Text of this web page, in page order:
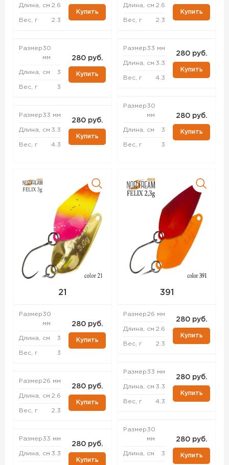
Длина, см 2.6
Вес, г 2.3
Купить
Размер30
мм
Длина, см 3
Вес, г 3
280 руб.
Купить
Размер33 мм
Длина, см 3.3
Вес, г 4.3
280 руб.
Купить
Длина, см 2.6
Вес, г 2.3
Купить
Размер33 мм
Длина, см 3.3
Вес, г 4.3
280 руб.
Купить
Размер30
мм
Длина, см 3
Вес, г 3
280 руб.
Купить
21
Размер30
мм
Длина, см 3
Вес, г 3
280 руб.
Купить
Размер26 мм
Длина, см 2.6
Вес, г 2.3
280 руб.
Купить
Размер33 мм
Длина, см 3.3
280 руб.
Купить
391
Размер26 мм
Длина, см 2.6
Вес, г 2.3
280 руб.
Купить
Размер33 мм
Длина, см 3.3
Вес, г 4.3
280 руб.
Купить
Размер30
мм
Длина, см 3
280 руб.
Купить